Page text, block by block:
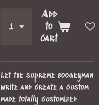
Add
to
cart
Let the supreme boogeyman
write and create a custom
made totally customized